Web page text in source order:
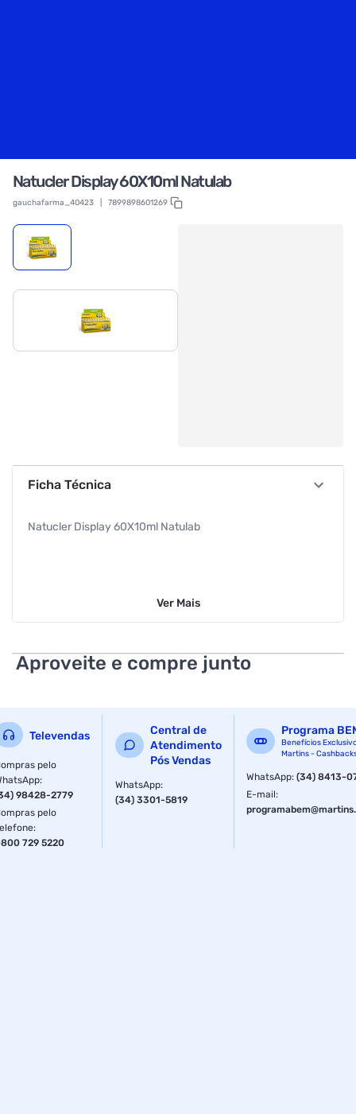
Natucler Display 60X10ml Natulab
gauchafarma_40423 7899898601269
Ficha Técnica
Natucler Display 60X10ml Natulab
Ver Mais
Aproveite e compre junto
Televendas
pelo
:
98428-2779
pelo
:
729 5220
Central de
Atendimento
Pós Vendas
WhatsApp:
(34) 3301-5819
Programa
Benefícios
Martins -
WhatsApp:(34) 8413-
E-mail: